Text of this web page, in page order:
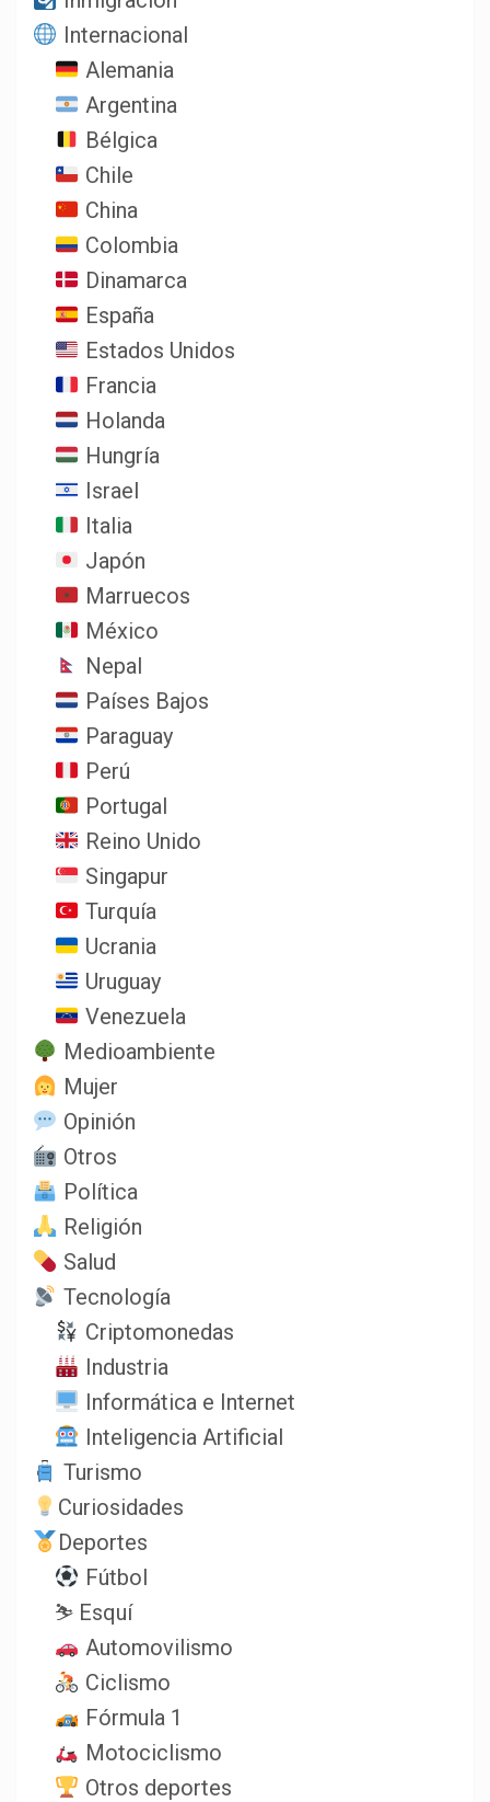
Internacional
Alemania
Argentina
Bélgica
Chile
China
Colombia
Dinamarca
España
Estados Unidos
Francia
Holanda
Hungría
Israel
Italia
Japón
Marruecos
México
Nepal
Países Bajos
Paraguay
Perú
Portugal
Reino Unido
Singapur
Turquía
Ucrania
Uruguay
Venezuela
Medioambiente
Mujer
Opinión
Otros
Política
Religión
Salud
Tecnología
Criptomonedas
Industria
Informática e Internet
Inteligencia Artificial
Turismo
Curiosidades
Deportes
Fútbol
⛷️ Esquí
Automovilismo
Ciclismo
Fórmula 1
Motociclismo
Otros deportes